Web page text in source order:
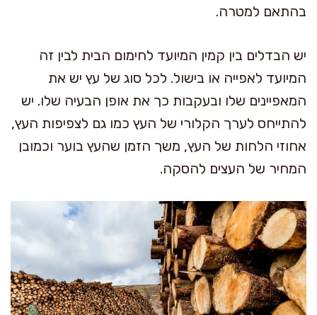
בהתאם למטרה.
יש הבדלים בין קמין המיועד לחימום הבית לבין זה
המיועד לאפייה או בישול. לכל סוג של עץ יש את
המאפיינים שלו ובעקבות כך את אופן הבעיה שלו. יש
להתייחס לערך הקלורי של העץ כמו גם לצפיפות העץ,
אחוזי הלחות של העץ, משך הזמן שהעץ בוער וכמובן
המחיר של העצים להסקה.